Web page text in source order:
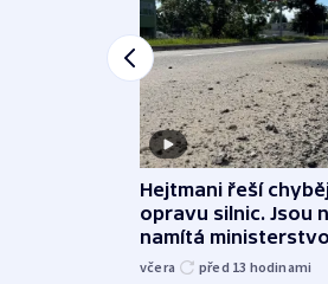
Hejtmani řeší
opravu silnic. Jsou
namítá ministerstvo
včera před 13 hodinami